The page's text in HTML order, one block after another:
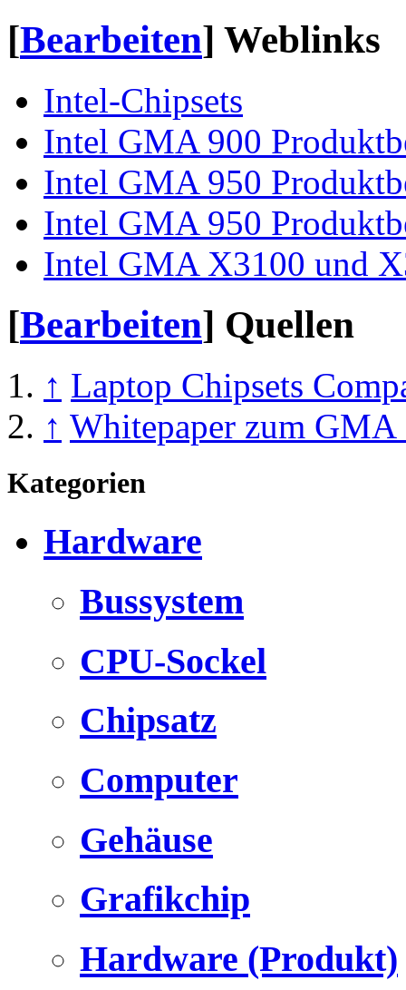
[Bearbeiten] Weblinks
Intel-Chipsets
Intel GMA 900
Intel GMA 950
Intel GMA 950
Intel GMA X3100 und
[Bearbeiten] Quellen
↑ Laptop Chipsets
↑ Whitepaper zum
Kategorien
Hardware
Bussystem
CPU-Sockel
Chipsatz
Computer
Gehäuse
Grafikchip
Hardware (Produkt)